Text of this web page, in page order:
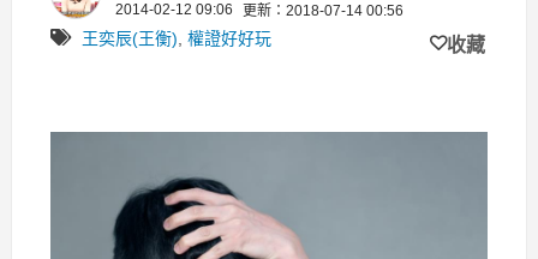
2014-02-12 09:06 更新：2018-07-14 00:56
王奕辰(王衡) 權證好好玩 收藏